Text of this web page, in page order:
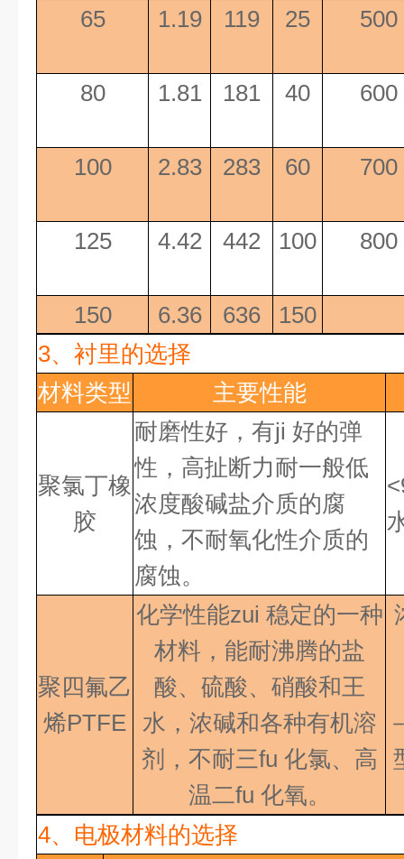
65 1.19 119 25 500
80 1.81 181 40 600
100 2.83 283 60 700
125 4.42 442 100 800
150 6.36 636
150
3、 衬里的选择
材料类型
主要性能
聚氯丁橡
胶
耐磨性好，有ji 好的弹
性，高扯断力耐一般低
浓度酸碱盐介质的腐
蚀，不耐氧化性介质的
腐蚀。
聚四氟乙
烯PTFE
化学性能zui 稳定的一种
材料，能耐沸腾的盐
酸、硫酸、硝酸和王
水，浓碱和各种有机溶
剂，不耐三fu 化氯、高
温二fu 化氧。
4、 电极材料的选择